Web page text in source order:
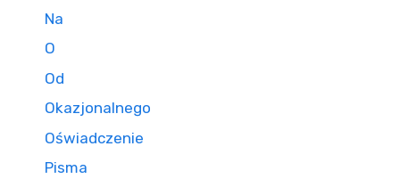
Na
O
Od
Okazjonalnego
Oświadczenie
Pisma